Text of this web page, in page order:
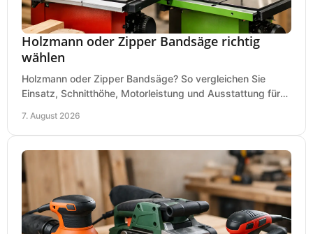
Holzmann oder Zipper Bandsäge richtig
wählen
Holzmann oder Zipper Bandsäge? So vergleichen Sie
Einsatz, Schnitthöhe, Motorleistung und Ausstattung für
7. August 2026